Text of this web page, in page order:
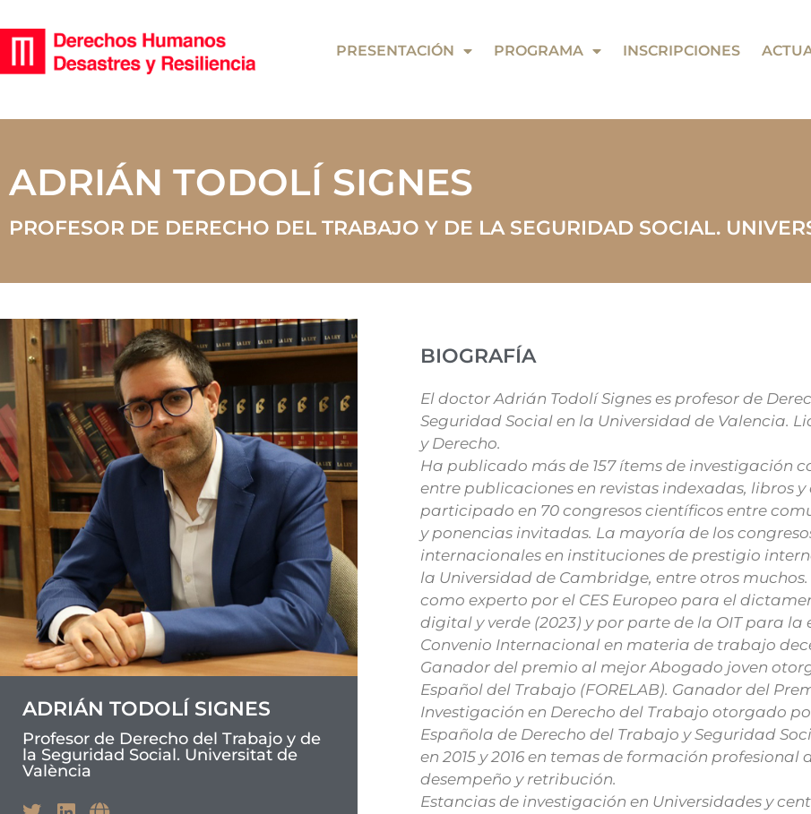
PRESENTACIÓN PROGRAMA INSCRIPCIONES
ADRIÁN TODOLÍ SIGNES
PROFESOR DE DERECHO DEL TRABAJO Y DE LA SEGURIDAD SOCIAL.
ADRIÁN TODOLÍ SIGNES
Profesor de Derecho del Trabajo y de
la Seguridad Social. Universitat de
València
BIOGRAFÍA
El doctor Adrián Todolí Signes es profesor de
Seguridad Social en la Universidad de Valencia.
y Derecho.
Ha publicado más de 157 ítems de investigación
entre publicaciones en revistas indexadas, libros
participado en 70 congresos científicos entre
y ponencias invitadas. La mayoría de los
internacionales en instituciones de prestigio
la Universidad de Cambridge, entre otros
como experto por el CES Europeo para el
digital y verde (2023) y por parte de la OIT para la
Convenio Internacional en materia de trabajo
Ganador del premio al mejor Abogado joven
Español del Trabajo (FORELAB). Ganador del
Investigación en Derecho del Trabajo otorgado
Española de Derecho del Trabajo y Seguridad
en 2015 y 2016 en temas de formación
desempeño y retribución.
Estancias de investigación en Universidades y